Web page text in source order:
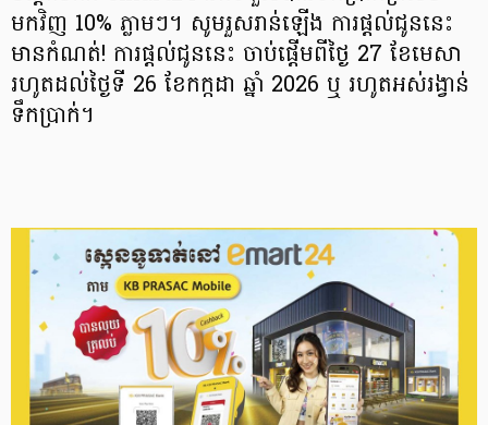
មកវិញ 10% ភ្លាមៗ។ សូមរួសរាន់ឡើង ការផ្តល់ជូននេះ
មានកំណត់! ការផ្ដល់ជូននេះ ចាប់ផ្ដើមពីថ្ងៃ 27 ខែមេសា
រហូតដល់ថ្ងៃទី 26 ខែកក្កដា ឆ្នាំ 2026 ឬ រហូតអស់រង្វាន់
ទឹកប្រាក់។